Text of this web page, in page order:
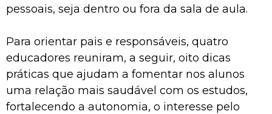
pessoais, seja dentro ou fora da sala de aula.
Para orientar pais e responsáveis, quatro
educadores reuniram, a seguir, oito dicas
práticas que ajudam a fomentar nos alunos
uma relação mais saudável com os estudos,
fortalecendo a autonomia, o interesse pelo